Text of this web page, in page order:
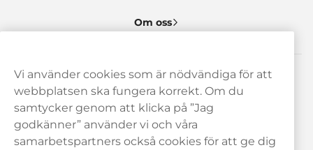
Behöver du hjälp? Kontakta oss gärna!
hej@haypp.com
08 517 910 97
Om oss
Vi använder cookies som är nödvändiga för att
webbplatsen ska fungera korrekt. Om du
samtycker genom att klicka på ”Jag
godkänner” använder vi och våra
samarbetspartners också cookies för att ge dig